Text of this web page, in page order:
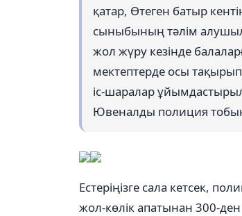
қатар, Өтеген батыр
сыныбының тәлім
жол жүру кезінде
мектептерде осы
іс-шаралар
Ювеналды полиция
Естеріңізге сала кетсек,
жол-көлік апатынан 300-